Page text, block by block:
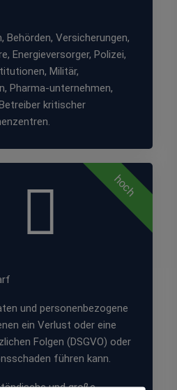
Behörden, Versicherungen,
Energieversorger, Polizei,
Militär,
Pharma-unternehmen,
kritischer
hoch
und personenbezogene
ein Verlust oder eine
Folgen (DSGVO) oder
führen kann.
und große